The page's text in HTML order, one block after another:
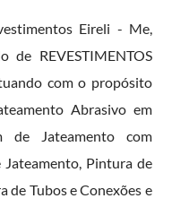
Eireli - Me,
de REVESTIMENTOS
com o propósito
Abrasivo em
de Jateamento com
Jateamento, Pintura de
de Tubos e Conexões e